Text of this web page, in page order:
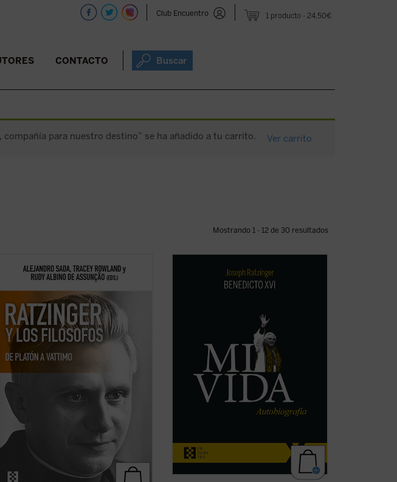
1 producto 24,50€
Club Encuentro
CONTACTO Buscar
compañía para nuestro destino” se ha añadido a tu carrito. Ver carrito
Mostrando 1 - 12 de 30 resultados
La conversación y el diálogo con filósofos
clásicos y contemporáneos es una de las
características más sobresalientes en el
pensamiento del papa teólogo. Una
compilación de los interlocutores más
relevantes y una visión de conjunto de ...
(ver ficha)
Al hilo de su historia personal, Ratzinger
repasa los problemas de la Iglesia
lector. La incorporación de un texto a
cargo de Giuliano Vigini que reconstruye